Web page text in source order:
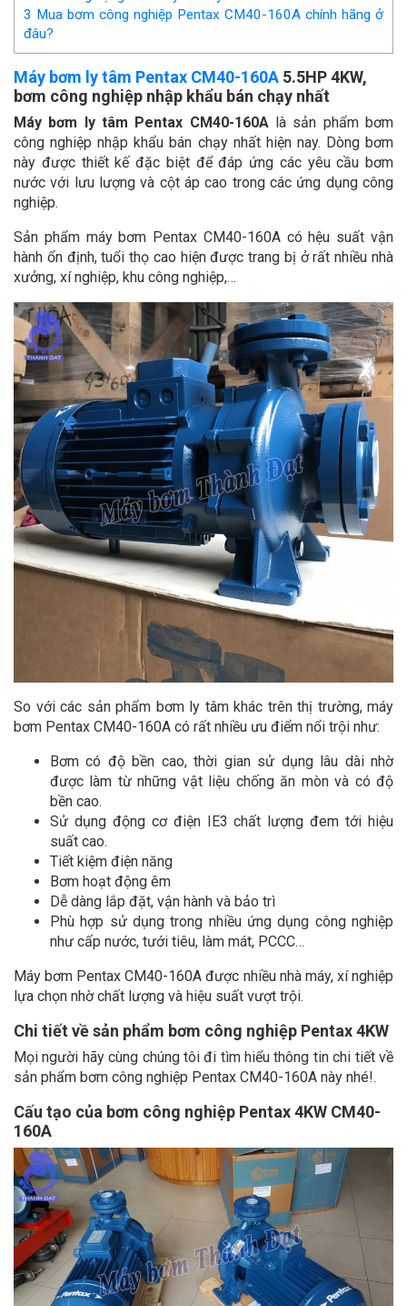
3 Mua bơm công nghiệp Pentax CM40-160A chính hãng ở
đâu?
Máy bơm ly tâm Pentax CM40-160A 5.5HP 4KW,
bơm công nghiệp nhập khẩu bán chạy nhất
Máy bơm ly tâm Pentax CM40-160Alà sản phẩm bơm
công nghiệp nhập khẩu bán chạy nhất hiện nay. Dòng bơm
này được thiết kế đặc biệt để đáp ứng các yêu cầu bơm
nước với lưu lượng và cột áp cao trong các ứng dụng công
nghiệp.
Sản phẩm máy bơm Pentax CM40-160A có hệu suất vận
hành ổn định, tuổi thọ cao hiện được trang bị ở rất nhiều nhà
xưởng, xí nghiệp, khu công nghiệp,…
So với các sản phẩm bơm ly tâm khác trên thị trường, máy
bơm Pentax CM40-160A có rất nhiều ưu điểm nổi trội như:
Bơm có độ bền cao, thời gian sử dụng lâu dài nhờ
được làm từ những vật liệu chống ăn mòn và có độ
bền cao.
Sử dụng động cơ điện IE3 chất lượng đem tới hiệu
suất cao.
Tiết kiệm điện năng
Bơm hoạt động êm
Dễ dàng lắp đặt, vận hành và bảo trì
Phù hợp sử dụng trong nhiều ứng dụng công nghiệp
như cấp nước, tưới tiêu, làm mát, PCCC…
Máy bơm Pentax CM40-160A được nhiều nhà máy, xí nghiệp
lựa chọn nhờ chất lượng và hiệu suất vượt trội.
Chi tiết về sản phẩm bơm công nghiệp Pentax 4KW
Mọi người hãy cùng chúng tôi đi tìm hiểu thông tin chi tiết về
sản phẩm bơm công nghiệp Pentax CM40-160A này nhé!.
Cấu tạo của bơm công nghiệp Pentax 4KW CM40-
160A